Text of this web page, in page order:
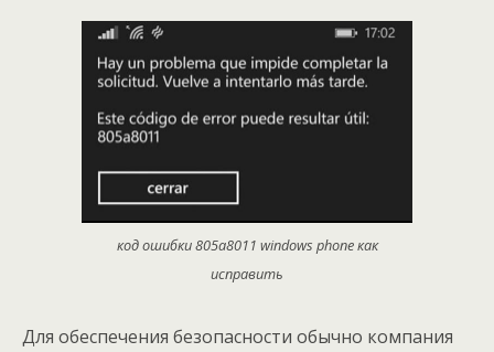
код ошибки 805a8011 windows phone как
исправить
Для обеспечения безопасности обычно компания